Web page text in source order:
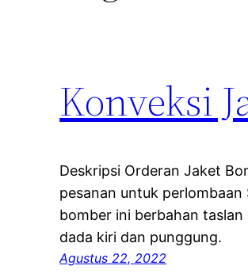
Konveksi
Deskripsi Orderan Jaket
pesanan untuk perlombaan
bomber ini berbahan
dada kiri dan punggung.
Agustus 22, 2022